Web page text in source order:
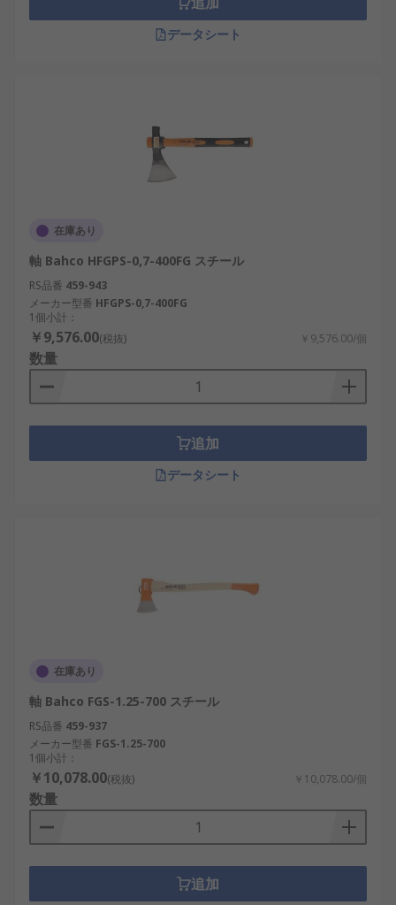
データシート
在庫あり
軸 Bahco HFGPS-0,7-400FG スチール
RS品番 459-943
メーカー型番 HFGPS-0,7-400FG
1個小計：
￥9,576.00(税抜) ￥9,576.00/個
数量
追加
データシート
在庫あり
軸 Bahco FGS-1.25-700 スチール
RS品番 459-937
メーカー型番 FGS-1.25-700
1個小計：
￥10,078.00(税抜) ￥10,078.00/個
数量
追加